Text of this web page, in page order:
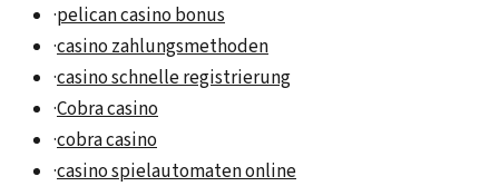
·pelican casino bonus
·casino zahlungsmethoden
·casino schnelle registrierung
·Cobra casino
·cobra casino
·casino spielautomaten online